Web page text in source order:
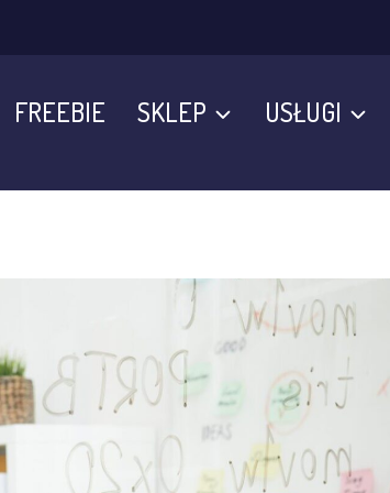
FREEBIE SKLEP USŁUGI